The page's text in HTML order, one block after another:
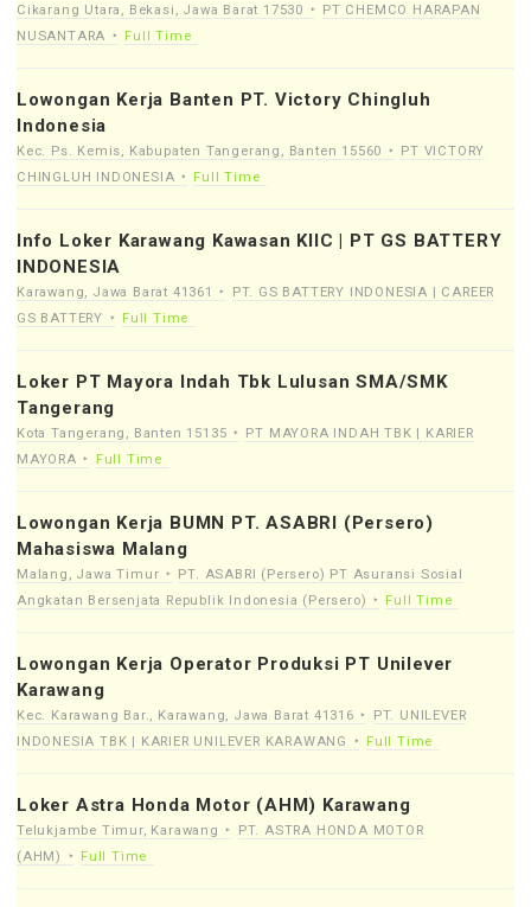
Cikarang Utara, Bekasi, Jawa Barat 17530
PT CHEMCO HARAPAN
NUSANTARA
Full Time
Lowongan Kerja Banten PT. Victory Chingluh
Indonesia
Kec. Ps. Kemis, Kabupaten Tangerang, Banten 15560
PT VICTORY
CHINGLUH INDONESIA
Full Time
Info Loker Karawang Kawasan KIIC | PT GS BATTERY
INDONESIA
Karawang, Jawa Barat 41361
PT. GS BATTERY INDONESIA | CAREER
GS BATTERY
Full Time
Loker PT Mayora Indah Tbk Lulusan SMA/SMK
Tangerang
Kota Tangerang, Banten 15135
PT MAYORA INDAH TBK | KARIER
MAYORA
Full Time
Lowongan Kerja BUMN PT. ASABRI (Persero)
Mahasiswa Malang
Malang, Jawa Timur
PT. ASABRI (Persero) PT Asuransi Sosial
Angkatan Bersenjata Republik Indonesia (Persero)
Full Time
Lowongan Kerja Operator Produksi PT Unilever
Karawang
Kec. Karawang Bar., Karawang, Jawa Barat 41316
PT. UNILEVER
INDONESIA TBK | KARIER UNILEVER KARAWANG
Full Time
Loker Astra Honda Motor (AHM) Karawang
Telukjambe Timur, Karawang
PT. ASTRA HONDA MOTOR
(AHM)
Full Time